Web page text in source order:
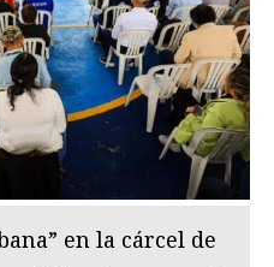
en la cárcel de